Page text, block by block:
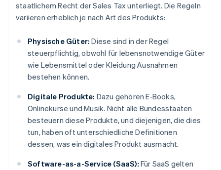
staatlichem Recht der Sales Tax unterliegt. Die Regeln
variieren erheblich je nach Art des Produkts:
Physische Güter: Diese sind in der Regel
steuerpflichtig, obwohl für lebensnotwendige Güter
wie Lebensmittel oder Kleidung Ausnahmen
bestehen können.
Digitale Produkte: Dazu gehören E-Books,
Onlinekurse und Musik. Nicht alle Bundesstaaten
besteuern diese Produkte, und diejenigen, die dies
tun, haben oft unterschiedliche Definitionen
dessen, was ein digitales Produkt ausmacht.
Software-as-a-Service (SaaS): Für SaaS gelten